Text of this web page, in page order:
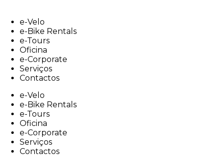
contente-Velo
e-Bike Rentals
e-Tours
Oficina
e-Corporate
Serviços
Contactos
e-Velo
e-Bike Rentals
e-Tours
Oficina
e-Corporate
Serviços
Contactos